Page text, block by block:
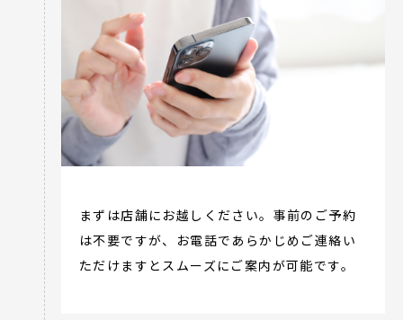
まずは店舗にお越しください。事前のご予約
は不要ですが、お電話であらかじめご連絡い
ただけますとスムーズにご案内が可能です。